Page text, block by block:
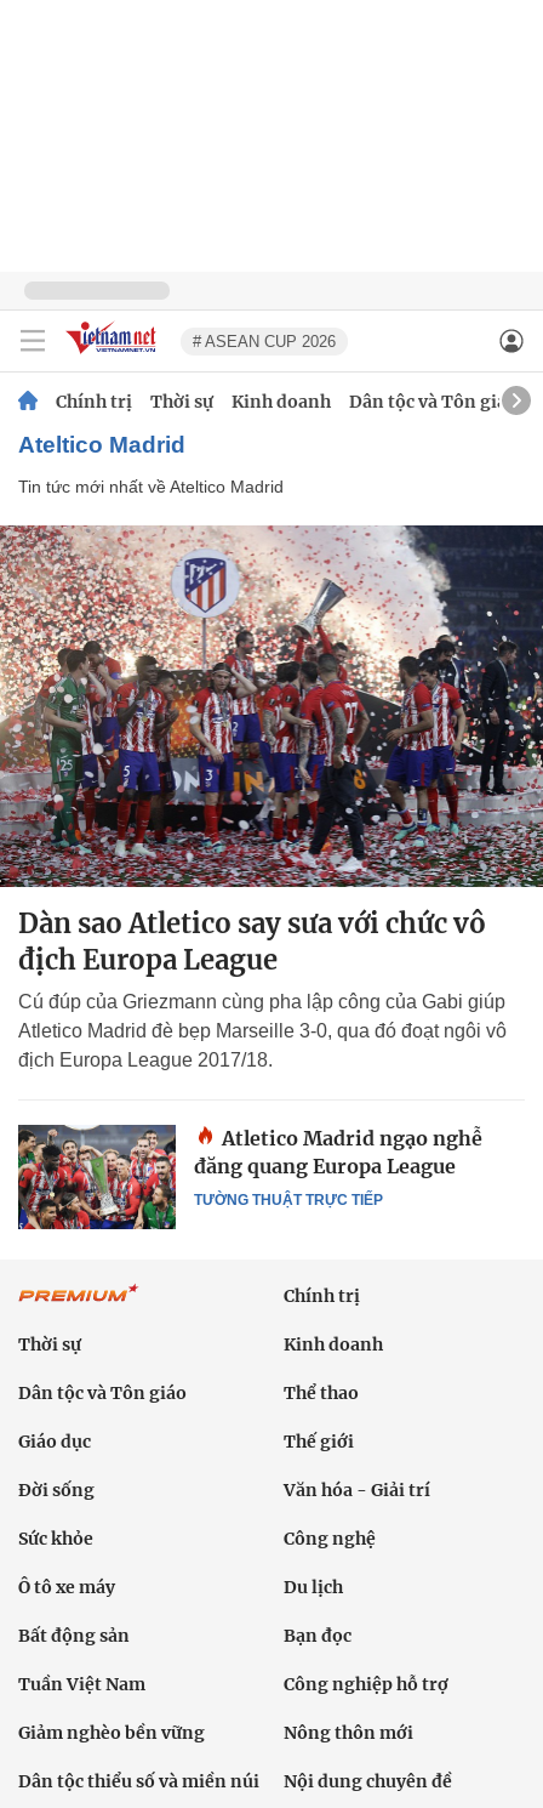
# ASEAN CUP 2026
Chính trị Thời sự Kinh doanh Dân tộc và Tôn giáo
Ateltico Madrid
Tin tức mới nhất vềAteltico Madrid
Dàn sao Atletico say sưa với chức vô
địch Europa League
Cú đúp của Griezmann cùng pha lập công của Gabi giúp
Atletico Madrid đè bẹp Marseille 3-0, qua đó đoạt ngôi vô
địch Europa League 2017/18.
TƯỜNG THUẬT TRỰC TIẾP
Atletico Madrid ngạo nghễ
đăng quang Europa League
Chính trị
Thời sự Kinh doanh
Dân tộc và Tôn giáo Thể thao
Giáo dục Thế giới
Đời sống Văn hóa - Giải trí
Sức khỏe Công nghệ
Ô tô xe máy Du lịch
Bất động sản Bạn đọc
Tuần Việt Nam Công nghiệp hỗ trợ
Giảm nghèo bền vững Nông thôn mới
Dân tộc thiểu số và miền núi Nội dung chuyên đề